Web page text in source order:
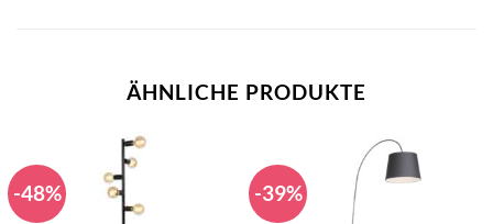
ÄHNLICHE PRODUKTE
-48% -39%